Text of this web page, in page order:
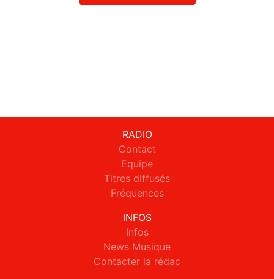
RADIO
Contact
Equipe
Titres diffusés
Fréquences
INFOS
Infos
News Musique
Contacter la rédac